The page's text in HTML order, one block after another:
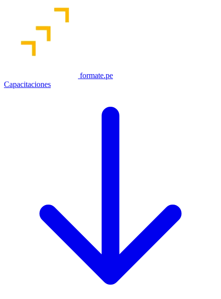
formate.pe
Capacitaciones